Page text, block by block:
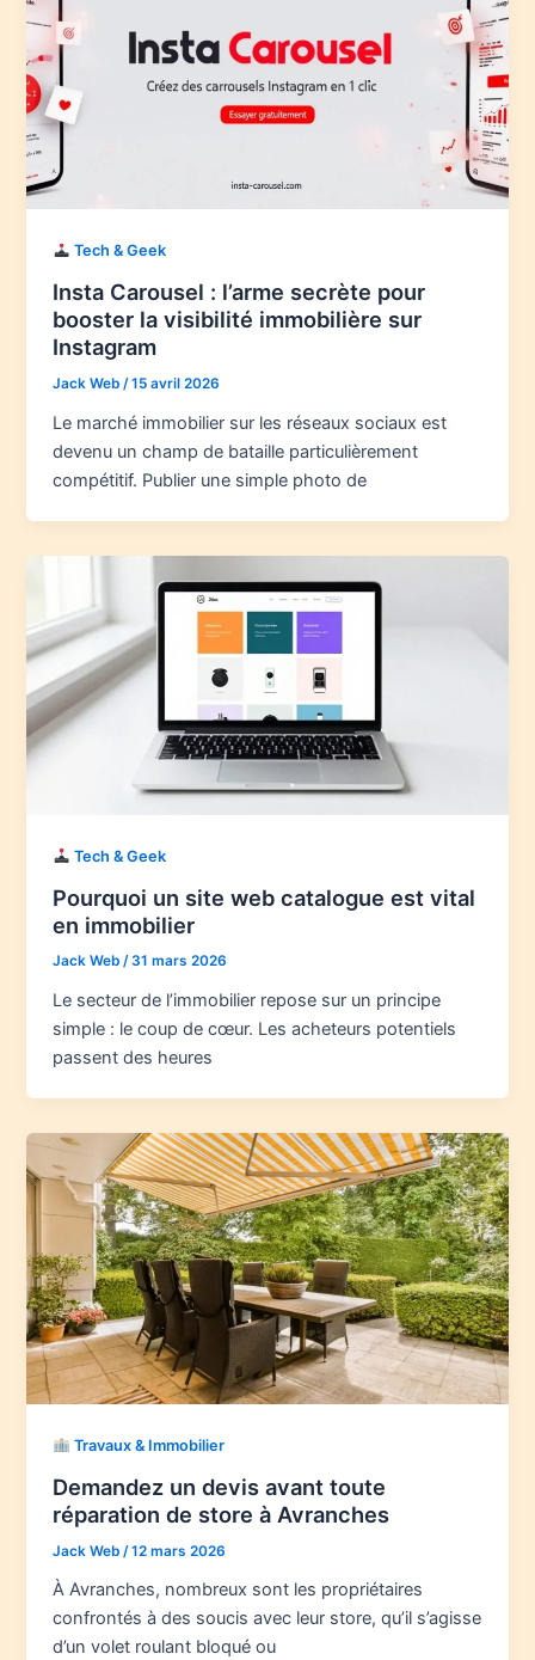
Tech & Geek
Insta Carousel : l’arme secrète pour
booster la visibilité immobilière sur
Instagram
Jack Web/15 avril 2026
Le marché immobilier sur les réseaux sociaux est
devenu un champ de bataille particulièrement
compétitif. Publier une simple photo de
Tech & Geek
Pourquoi un site web catalogue est vital
en immobilier
Jack Web/31 mars 2026
Le secteur de l’immobilier repose sur un principe
simple : le coup de cœur. Les acheteurs potentiels
passent des heures
Travaux & Immobilier
Demandez un devis avant toute
réparation de store à Avranches
Jack Web /12 mars 2026
À Avranches, nombreux sont les propriétaires
confrontés à des soucis avec leur store, qu’il s’agisse
d’un volet roulant bloqué ou